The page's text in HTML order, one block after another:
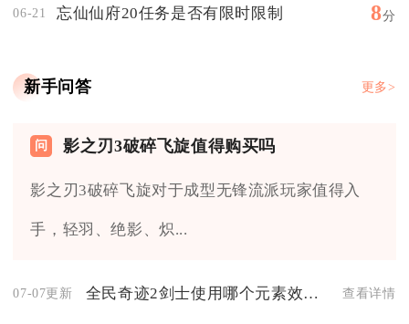
06-21 忘仙仙府20任务是否有限时限制 8分
新手问答 更多>
影之刃3破碎飞旋值得购买吗
影之刃3破碎飞旋对于成型无锋流派玩家值得入
手，轻羽、绝影、炽...
07-07更新 全民奇迹2剑士使用哪个元素效果最好 查看详情